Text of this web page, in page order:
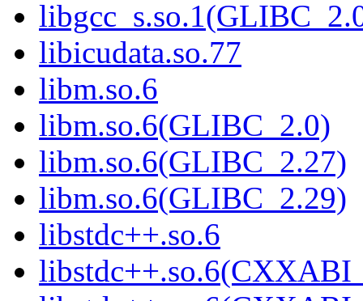
libicudata.so.77
libm.so.6
libm.so.6(GLIBC_2.0)
libm.so.6(GLIBC_2.27)
libm.so.6(GLIBC_2.29)
libstdc++.so.6